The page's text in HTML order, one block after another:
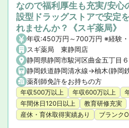
なので福利厚生も充実/安心
設型ドラッグストアで安定
れませんか？《スギ薬局》
スギ薬局 東静岡店
静岡県静岡市駿河区曲金五丁目
静岡鉄道静岡清水線->柚木(静岡
薬剤師免許をお持ちの方
年収500万以上 年収600万以上
年間休日120日以上
教育研修充実
産休・育休取得実績あり
ブランク